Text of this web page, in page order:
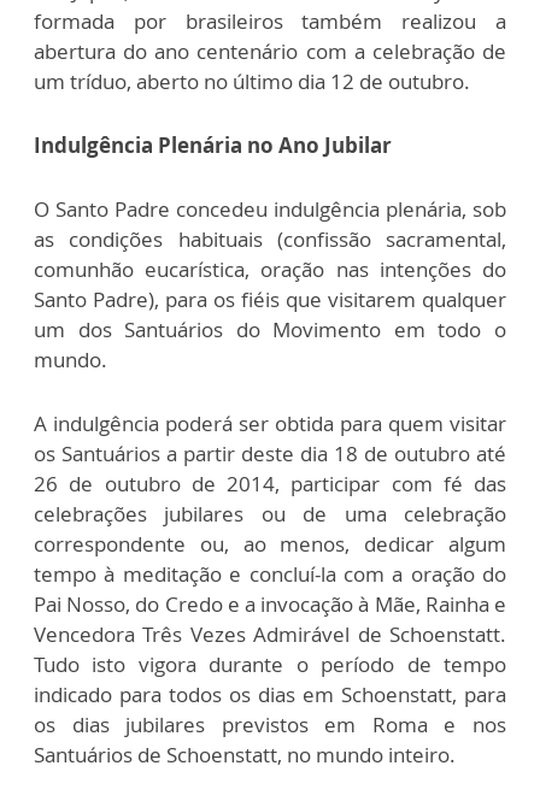
formada por brasileiros também realizou a
abertura do ano centenário com a celebração de
um tríduo, aberto no último dia 12 de outubro.
Indulgência Plenária no Ano Jubilar
O Santo Padre concedeu indulgência plenária, sob
as condições habituais (confissão sacramental,
comunhão eucarística, oração nas intenções do
Santo Padre), para os fiéis que visitarem qualquer
um dos Santuários do Movimento em todo o
mundo.
A indulgência poderá ser obtida para quem visitar
os Santuários a partir deste dia 18 de outubro até
26 de outubro de 2014, participar com fé das
celebrações jubilares ou de uma celebração
correspondente ou, ao menos, dedicar algum
tempo à meditação e concluí-la com a oração do
Pai Nosso, do Credo e a invocação à Mãe, Rainha e
Vencedora Três Vezes Admirável de Schoenstatt.
Tudo isto vigora durante o período de tempo
indicado para todos os dias em Schoenstatt, para
os dias jubilares previstos em Roma e nos
Santuários de Schoenstatt, no mundo inteiro.